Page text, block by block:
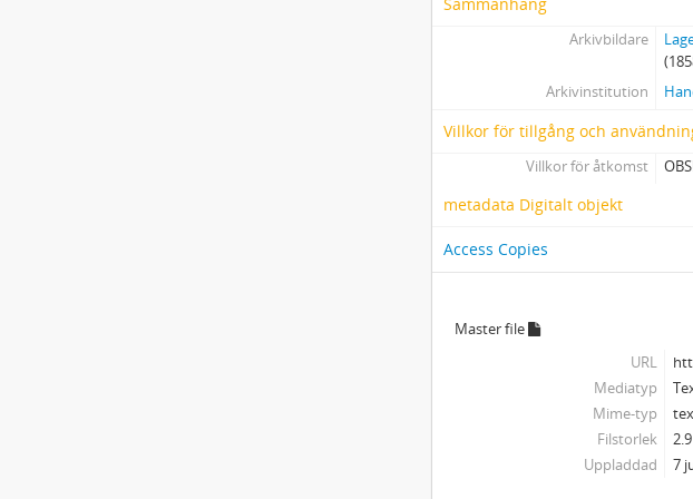
Arkivbildare
Arkivinstitution
Villkor för tillgång och
Villkor för åtkomst
metadata Digitalt objekt
Access Copies
Master file
URL
Mediatyp
Mime-typ
Filstorlek
Uppladdad
7